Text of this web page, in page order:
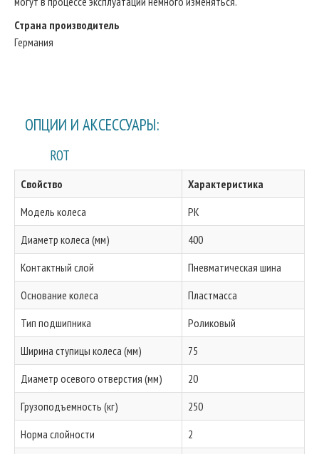
Страна производитель
Германия
ОПЦИИ И АКСЕССУАРЫ:
ROT
Свойство
Характеристика
Модель колеса
PK
Диаметр колеса (мм)
400
Контактный слой
Пневматическая шина
Основание колеса
Пластмасса
Тип подшипника
Роликовый
Ширина ступицы колеса (мм)
75
Диаметр осевого отверстия (мм)
20
Грузоподъемность (кг)
250
Норма слойности
2